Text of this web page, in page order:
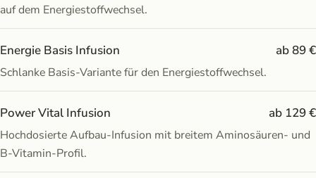
auf dem Energiestoffwechsel.
Energie Basis Infusion ab 89 €
Schlanke Basis-Variante für den Energiestoffwechsel.
Power Vital Infusion ab 129 €
Hochdosierte Aufbau-Infusion mit breitem Aminosäuren- und
B-Vitamin-Profil.